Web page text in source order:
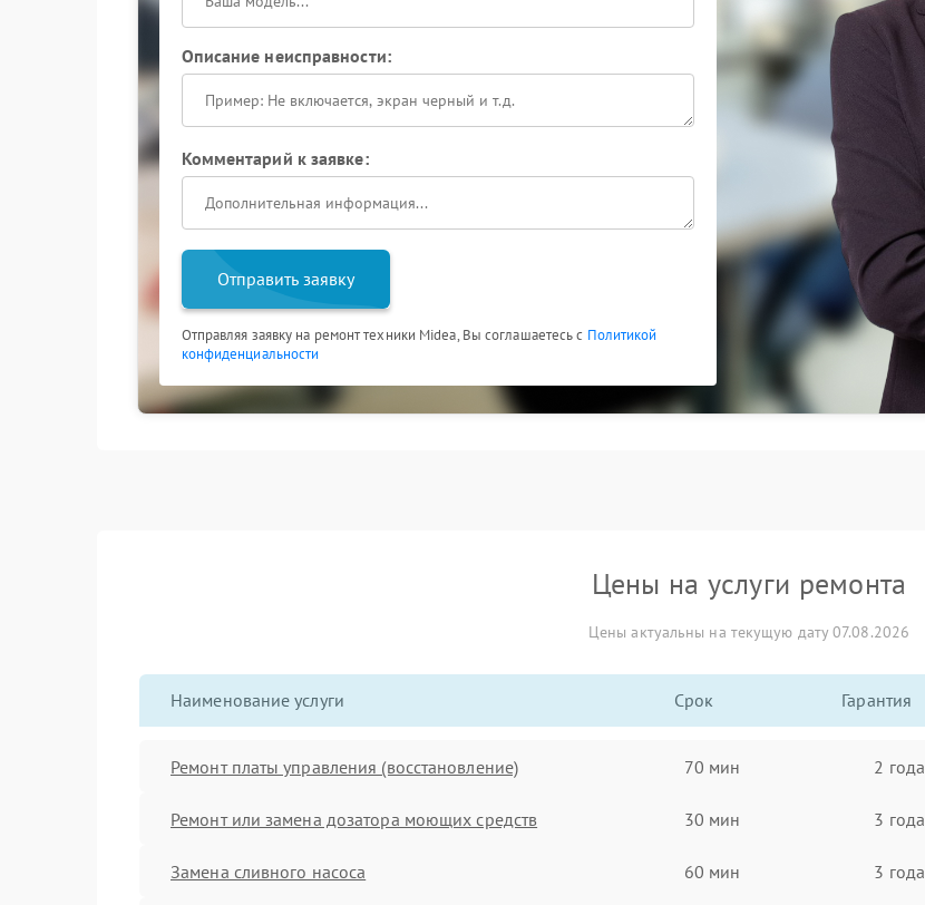
Описание неисправности:
Комментарий к заявке:
Отправить заявку
Отправляя заявку на ремонт техники Midea, Вы соглашаетесь с Политикой
конфиденциальности
Цены на услуги ремонта
Цены актуальны на текущую дату 07.08.2026
Наименование услуги Срок Гарантия
Ремонт платы управления (восстановление) 70 мин 2 года
Ремонт или замена дозатора моющих средств 30 мин 3 года
Замена сливного насоса 60 мин 3 года